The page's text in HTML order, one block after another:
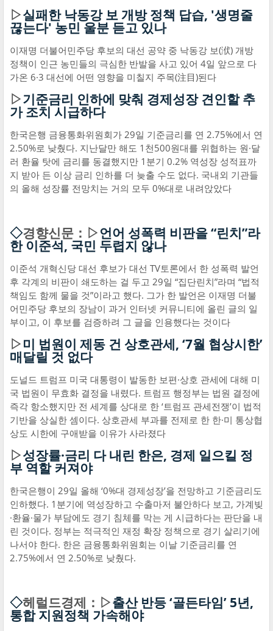
▷실패한 낙동강 보 개방 정책 답습, '생명줄
끊는다' 농민 울분 듣고 있나
이재명 더불어민주당 후보의 대선 공약 중 낙동강 보(洑) 개방
정책이 인근 농민들의 극심한 반발을 사고 있어 4일 앞으로 다
가온 6·3 대선에 어떤 영향을 미칠지 주목(注目)된다
▷기준금리 인하에 맞춰 경제성장 견인할 추
가 조치 시급하다
한국은행 금융통화위원회가 29일 기준금리를 연 2.75%에서 연
2.50%로 낮췄다. 지난달만 해도 1천500원대를 위협하는 원·달
러 환율 탓에 금리를 동결했지만 1분기 0.2% 역성장 성적표까
지 받아 든 이상 금리 인하를 더 늦출 수도 없다. 국내외 기관들
의 올해 성장률 전망치는 거의 모두 0%대로 내려앉았다
◇경향신문：▷언어 성폭력 비판을 “린치”라
한 이준석, 국민 두렵지 않나
이준석 개혁신당 대선 후보가 대선 TV토론에서 한 성폭력 발언
후 각계의 비판이 쇄도하는 걸 두고 29일 “집단린치”라며 “법적
책임도 함께 물을 것”이라고 했다. 그가 한 발언은 이재명 더불
어민주당 후보의 장남이 과거 인터넷 커뮤니티에 올린 글의 일
부이고, 이 후보를 검증하려 그 글을 인용했다는 것이다
▷미 법원이 제동 건 상호관세, ‘7월 협상시한’
매달릴 것 없다
도널드 트럼프 미국 대통령이 발동한 보편·상호 관세에 대해 미
국 법원이 무효화 결정을 내렸다. 트럼프 행정부는 법원 결정에
즉각 항소했지만 전 세계를 상대로 한 ‘트럼프 관세전쟁’이 법적
기반을 상실한 셈이다. 상호관세 부과를 전제로 한 한·미 통상협
상도 시한에 구애받을 이유가 사라졌다
▷성장률·금리 다 내린 한은, 경제 일으킬 정
부 역할 커져야
한국은행이 29일 올해 ‘0%대 경제성장’을 전망하고 기준금리도
인하했다. 1분기에 역성장하고 수출마저 불안하다 보고, 가계빚
·환율·물가 부담에도 경기 침체를 막는 게 시급하다는 판단을 내
린 것이다. 정부는 적극적인 재정 확장 정책으로 경기 살리기에
나서야 한다. 한은 금융통화위원회는 이날 기준금리를 연
2.75%에서 연 2.50%로 낮췄다.
◇헤럴드경제：▷출산 반등 ‘골든타임’ 5년,
통합 지원정책 가속해야